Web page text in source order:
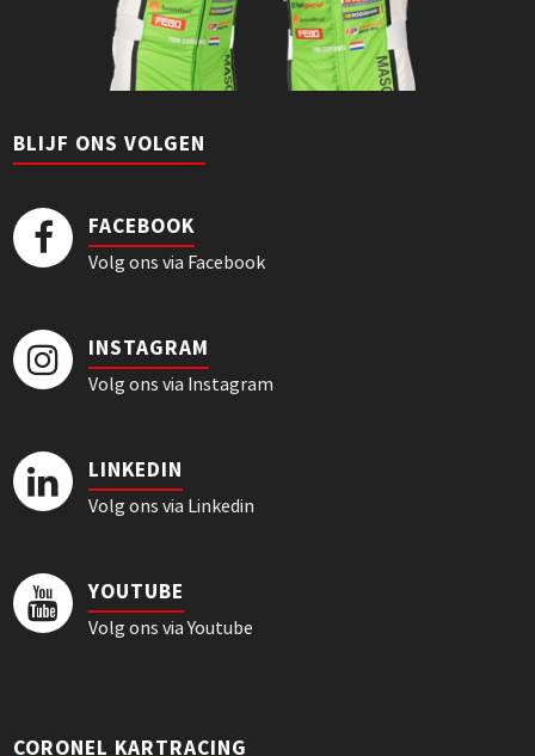
BLIJF ONS VOLGEN
FACEBOOK
Volg ons via Facebook
INSTAGRAM
Volg ons via Instagram
LINKEDIN
Volg ons via Linkedin
YOUTUBE
Volg ons via Youtube
CORONEL KARTRACING